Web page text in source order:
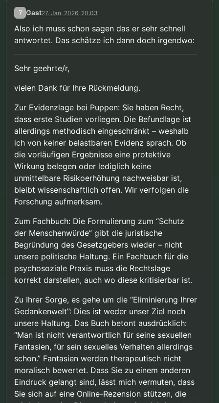
? Gast27. Jan. 2026, 20:03
Also ich muss schon sagen das er sehr schnell
antwortet. Das schätze ich dann doch irgendwo:
Sehr geehrte/r,
vielen Dank für Ihre Rückmeldung.
Zur Evidenzlage bei Puppen: Sie haben Recht,
dass erste Studien vorliegen. Die Befundlage ist
allerdings methodisch eingeschränkt – weshalb
ich von keiner belastbaren Evidenz sprach. Ob
die vorläufigen Ergebnisse eine protektive
Wirkung belegen oder lediglich keine
unmittelbare Risikoerhöhung nachweisbar ist,
bleibt wissenschaftlich offen. Wir verfolgen die
Forschung aufmerksam.
Zum Fachbuch: Die Formulierung zum “Schutz
der Menschenwürde” gibt die juristische
Begründung des Gesetzgebers wieder – nicht
unsere politische Haltung. Ein Fachbuch für die
psychosoziale Praxis muss die Rechtslage
korrekt darstellen, auch wo diese kritisierbar ist.
Zu Ihrer Sorge, es gehe um die “Eliminierung Ihrer
Gedankenwelt”: Dies ist weder unser Ziel noch
unsere Haltung. Das Buch betont ausdrücklich:
“Man ist nicht verantwortlich für seine sexuellen
Fantasien, für sein sexuelles Verhalten allerdings
schon.” Fantasien werden therapeutisch nicht
moralisch bewertet. Dass Sie zu einem anderen
Eindruck gelangt sind, lässt mich vermuten, dass
Sie sich auf eine Online-Rezension stützen, die